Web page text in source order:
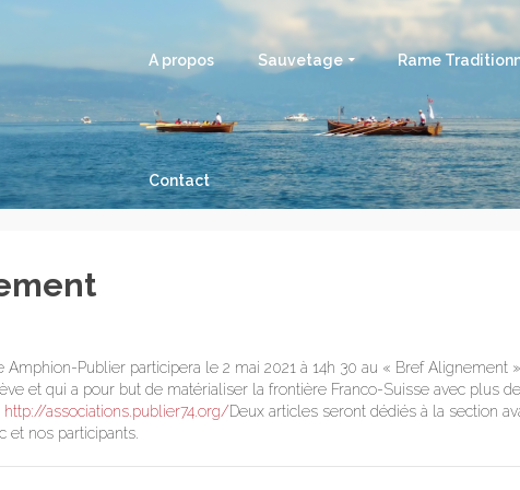
A propos Sauvetage Rame
Contact
Amphion-Publier participera le 2 mai 2021 à 14h 30 au « Bref
et qui a pour but de matérialiser la frontière Franco-Suisse avec plus
http://associations.publier74.org/Deux articles seront dédiés à la section
et nos participants.